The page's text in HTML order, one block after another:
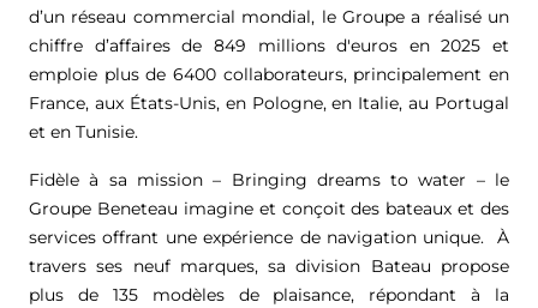
d’un réseau commercial mondial, le Groupe a réalisé un
chiffre d’affaires de 849 millions d'euros en 2025 et
emploie plus de 6400 collaborateurs, principalement en
France, aux États-Unis, en Pologne, en Italie, au Portugal
et en Tunisie.
Fidèle à sa mission – Bringing dreams to water – le
Groupe Beneteau imagine et conçoit des bateaux et des
services offrant une expérience de navigation unique. À
travers ses neuf marques, sa division Bateau propose
plus de 135 modèles de plaisance, répondant à la